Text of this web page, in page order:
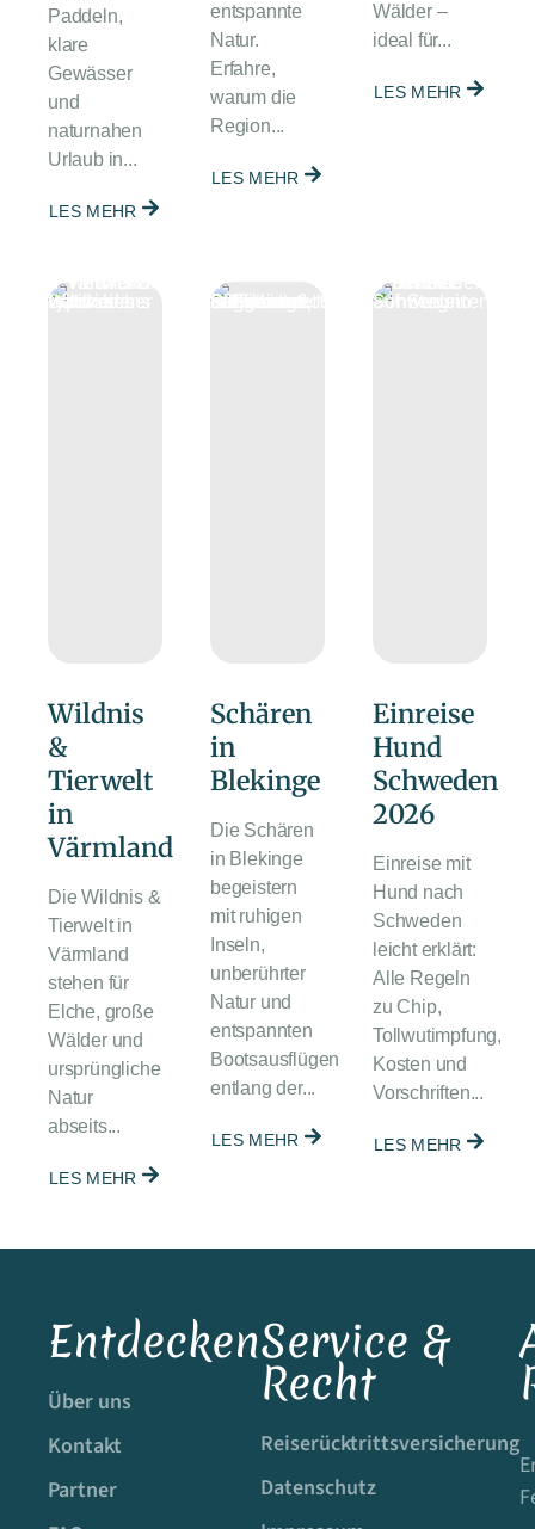
Paddeln,
klare
Gewässer
und
naturnahen
Urlaub in...
LES MEHR
entspannte
Natur.
Erfahre,
warum die
Region...
LES MEHR
Wälder –
ideal für...
LES MEHR
Wildnis
&
Tierwelt
in
Värmland
Die Wildnis &
Tierwelt in
Värmland
stehen für
Elche, große
Wälder und
ursprüngliche
Natur
abseits...
LES MEHR
Schären
in
Blekinge
Die Schären
in Blekinge
begeistern
mit ruhigen
Inseln,
unberührter
Natur und
entspannten
Bootsausflügen
entlang der...
LES MEHR
Einreise
Hund
Schweden
2026
Einreise mit
Hund nach
Schweden
leicht erklärt:
Alle Regeln
zu Chip,
Tollwutimpfung,
Kosten und
Vorschriften...
LES MEHR
Entdecken
Über uns
Kontakt
Partner
Service &
Recht
Reiserücktrittsversicherung
Datenschutz